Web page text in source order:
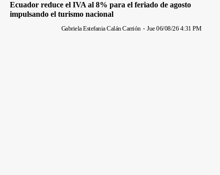
Ecuador reduce el IVA al 8% para el feriado de agosto
impulsando el turismo nacional
Gabriela Estefania Calán Carrión - Jue 06/08/26 4:31 PM